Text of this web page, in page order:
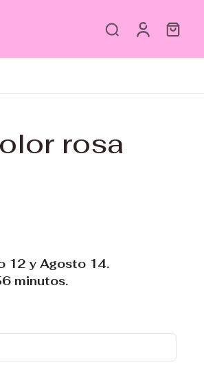
rosa
12 y Agosto 14.
minutos.